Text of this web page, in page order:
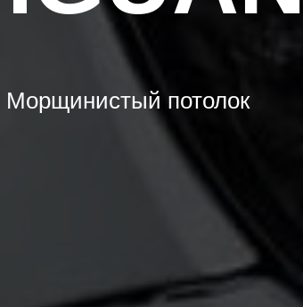
Морщинистый потолок